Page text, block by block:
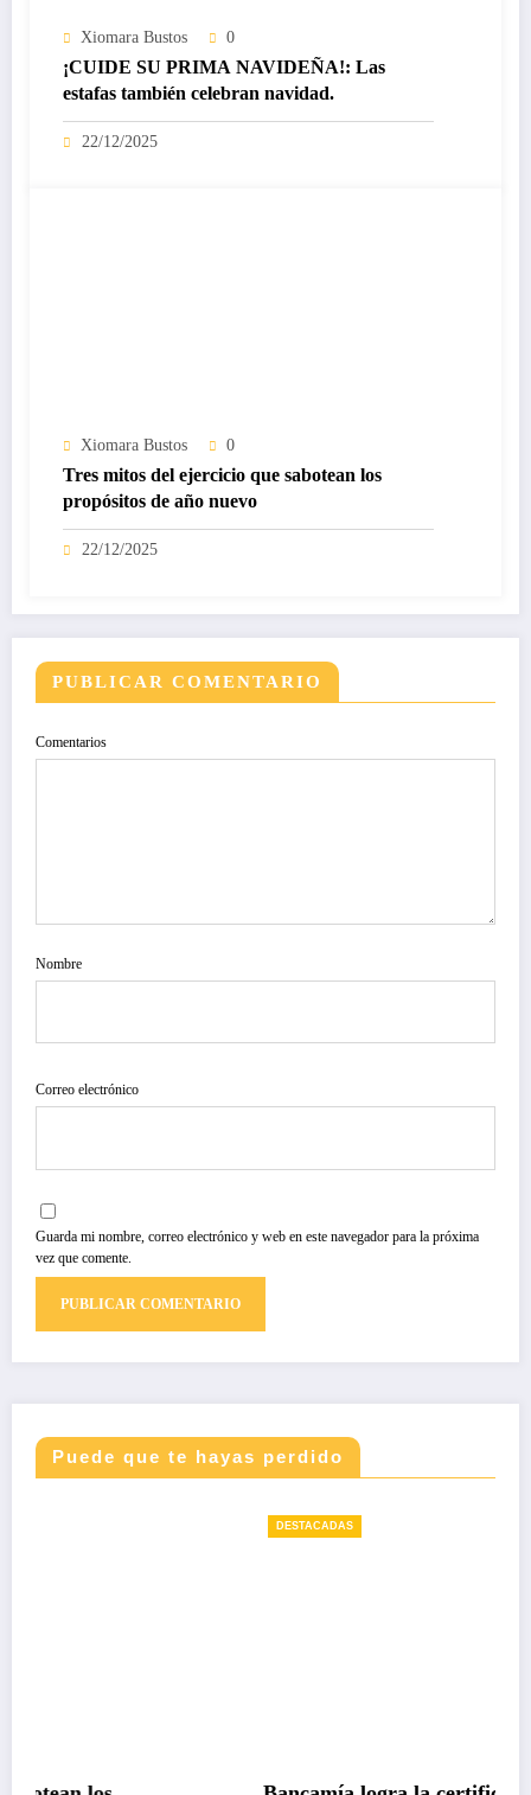
Xiomara Bustos 0
¡CUIDE SU PRIMA NAVIDEÑA!: Las
estafas también celebran navidad.
22/12/2025
Xiomara Bustos 0
Tres mitos del ejercicio que sabotean los
propósitos de año nuevo
22/12/2025
PUBLICAR COMENTARIO
Comentarios
Nombre
Correo electrónico
Guarda mi nombre, correo electrónico y web en este navegador para la próxima
vez que comente.
Puede que te hayas perdido